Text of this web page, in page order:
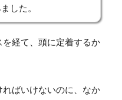
した。
経て、頭に定着するか
ればいけないのに、なか